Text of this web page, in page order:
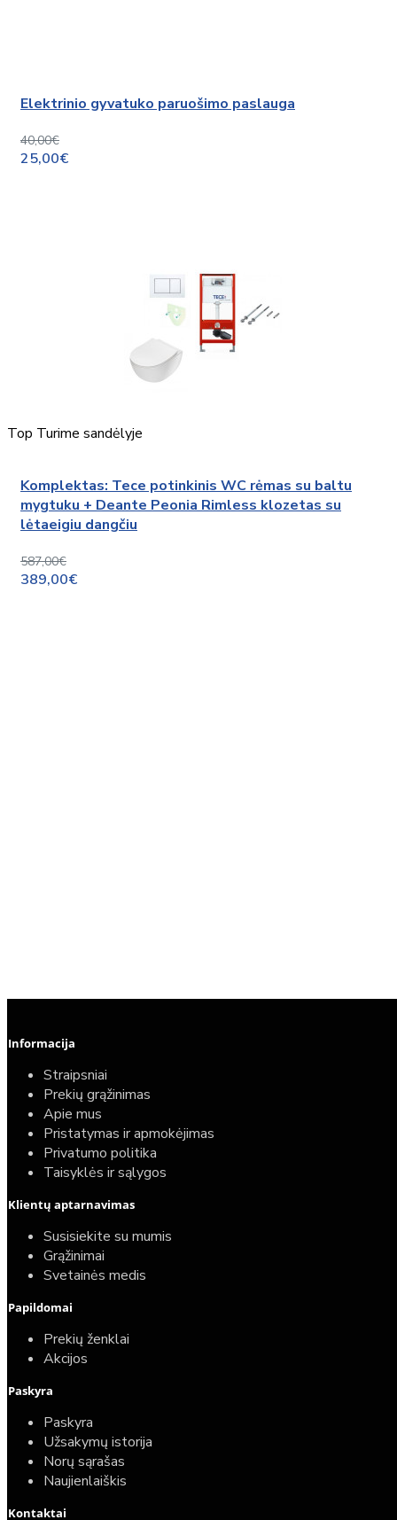
Elektrinio gyvatuko paruošimo paslauga
40,00€
25,00€
Top Turime sandėlyje
Komplektas: Tece potinkinis WC rėmas su baltu
mygtuku + Deante Peonia Rimless klozetas su
lėtaeigiu dangčiu
587,00€
389,00€
Informacija
Straipsniai
Prekių grąžinimas
Apie mus
Pristatymas ir apmokėjimas
Privatumo politika
Taisyklės ir sąlygos
Klientų aptarnavimas
Susisiekite su mumis
Grąžinimai
Svetainės medis
Papildomai
Prekių ženklai
Akcijos
Paskyra
Paskyra
Užsakymų istorija
Norų sąrašas
Naujienlaiškis
Kontaktai